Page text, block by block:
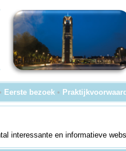
• Eerste bezoek •
interessante en informatieve